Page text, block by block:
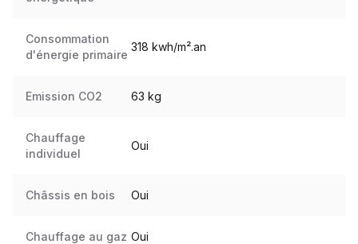
Consommation
d'énergie primaire
318 kwh/m².an
Emission CO2 63 kg
Chauffage
individuel
Oui
Châssis en bois Oui
Chauffage au gaz Oui